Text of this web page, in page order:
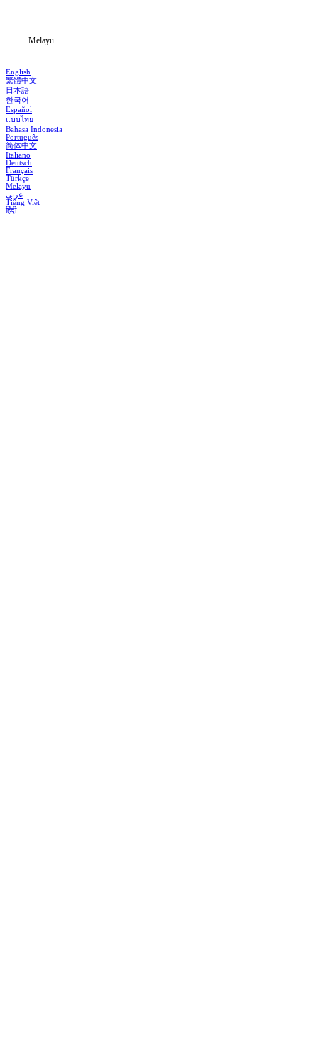
Melayu
English
繁體中文
日本語
한국어
Español
แบบไทย
Bahasa Indonesia
Português
简体中文
Italiano
Deutsch
Français
Türkçe
Melayu
عربي
Tiếng Việt
हिंदी